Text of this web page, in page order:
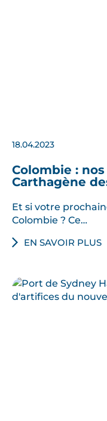
18.04.2023
Colombie :
Carthagène
Et si votre
Colombie ? Ce…
EN SAVOIR PLUS